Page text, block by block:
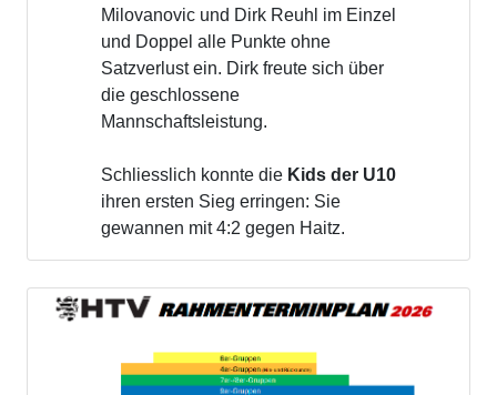
Milovanovic und Dirk Reuhl im Einzel
und Doppel alle Punkte ohne
Satzverlust ein. Dirk freute sich über
die geschlossene
Mannschaftsleistung.
Schliesslich konnte die Kids der U10
ihren ersten Sieg erringen: Sie
gewannen mit 4:2 gegen Haitz.